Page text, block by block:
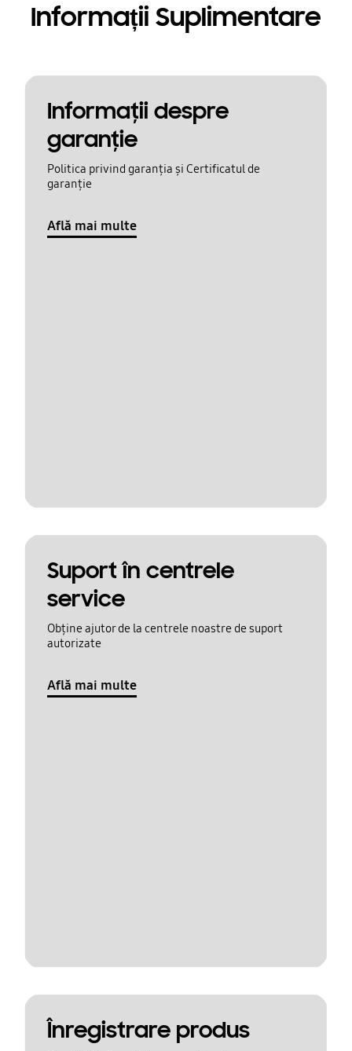
Informații Suplimentare
Informaţii despre
garanţie
Politica privind garanția și Certificatul de
garanție
Află mai multe
Suport în centrele
service
Obține ajutor de la centrele noastre de suport
autorizate
Află mai multe
Înregistrare produs